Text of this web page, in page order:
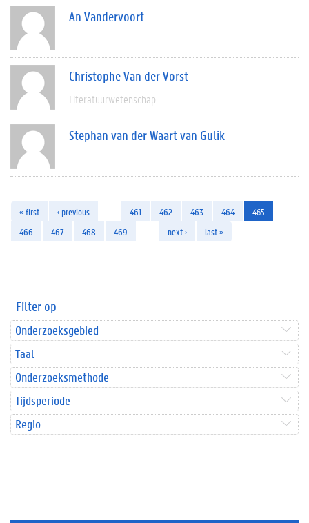
An Vandervoort
Christophe Van der Vorst
Literatuurwetenschap
Stephan van der Waart van Gulik
« first ‹ previous 461 462 463 464
465
466
467 468 469 next › last »
Filter op
Onderzoeksgebied
Taal
Onderzoeksmethode
Tijdsperiode
Regio